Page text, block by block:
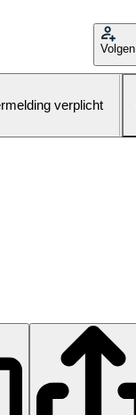
Volgen
verplicht